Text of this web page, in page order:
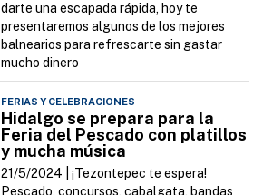
darte una escapada rápida, hoy te
presentaremos algunos de los mejores
balnearios para refrescarte sin gastar
mucho dinero
FERIAS Y CELEBRACIONES
Hidalgo se prepara para la
Feria del Pescado con platillos
y mucha música
21/5/2024 |¡Tezontepec te espera!
Pescado, concursos, cabalgata, bandas